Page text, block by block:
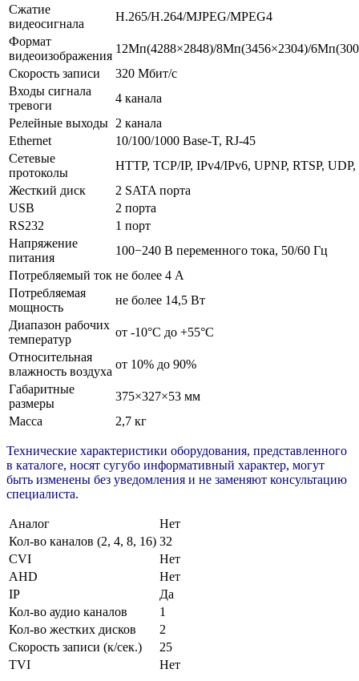
Сжатие
видеосигнала
H.265/H.264/MJPEG/MPEG4
Формат
видеоизображения
12Mп(4288×2848)/8Mп(3456×2304)/
Скорость записи
320 Mбит/с
Входы cигнала
тревоги
4 канала
Релейные выходы 2 канала
Ethernet
10/100/1000 Base-T, RJ-45
Сетевые
протоколы
HTTP, TCP/IP, IPv4/IPv6, UPNP, RTSP,
Жесткий диск
2 SATA порта
USB
2 порта
RS232
1 порт
Напряжение
питания
100−240 В переменного тока, 50/60 Гц
Потребляемый ток не более 4 А
Потребляемая
мощность
не более 14,5 Вт
Диапазон рабочих
температур
от -10°C до +55°C
Относительная
влажность воздуха
от 10% до 90%
Габаритные
размеры
375×327×53 мм
Масса
2,7 кг
Технические характеристики оборудования, представленного
в каталоге, носят сугубо информативный характер, могут
быть изменены без уведомления и не заменяют консультацию
специалиста.
Аналог
Нет
Кол-во каналов (2, 4, 8, 16) 32
CVI
Нет
AHD
Нет
IP
Да
Кол-во аудио каналов
1
Кол-во жестких дисков
2
Скорость записи (к/сек.)
25
TVI
Нет